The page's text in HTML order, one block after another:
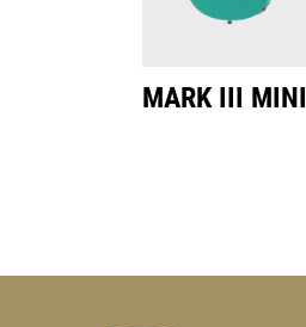
MARK III MINI